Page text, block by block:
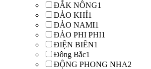
ĐẮK NÔNG1
ĐẢO KHỈ1
ĐẢO NAMI1
ĐẢO PHI PHI1
ĐIỆN BIÊN1
Đông Bắc1
ĐỘNG PHONG NHA2